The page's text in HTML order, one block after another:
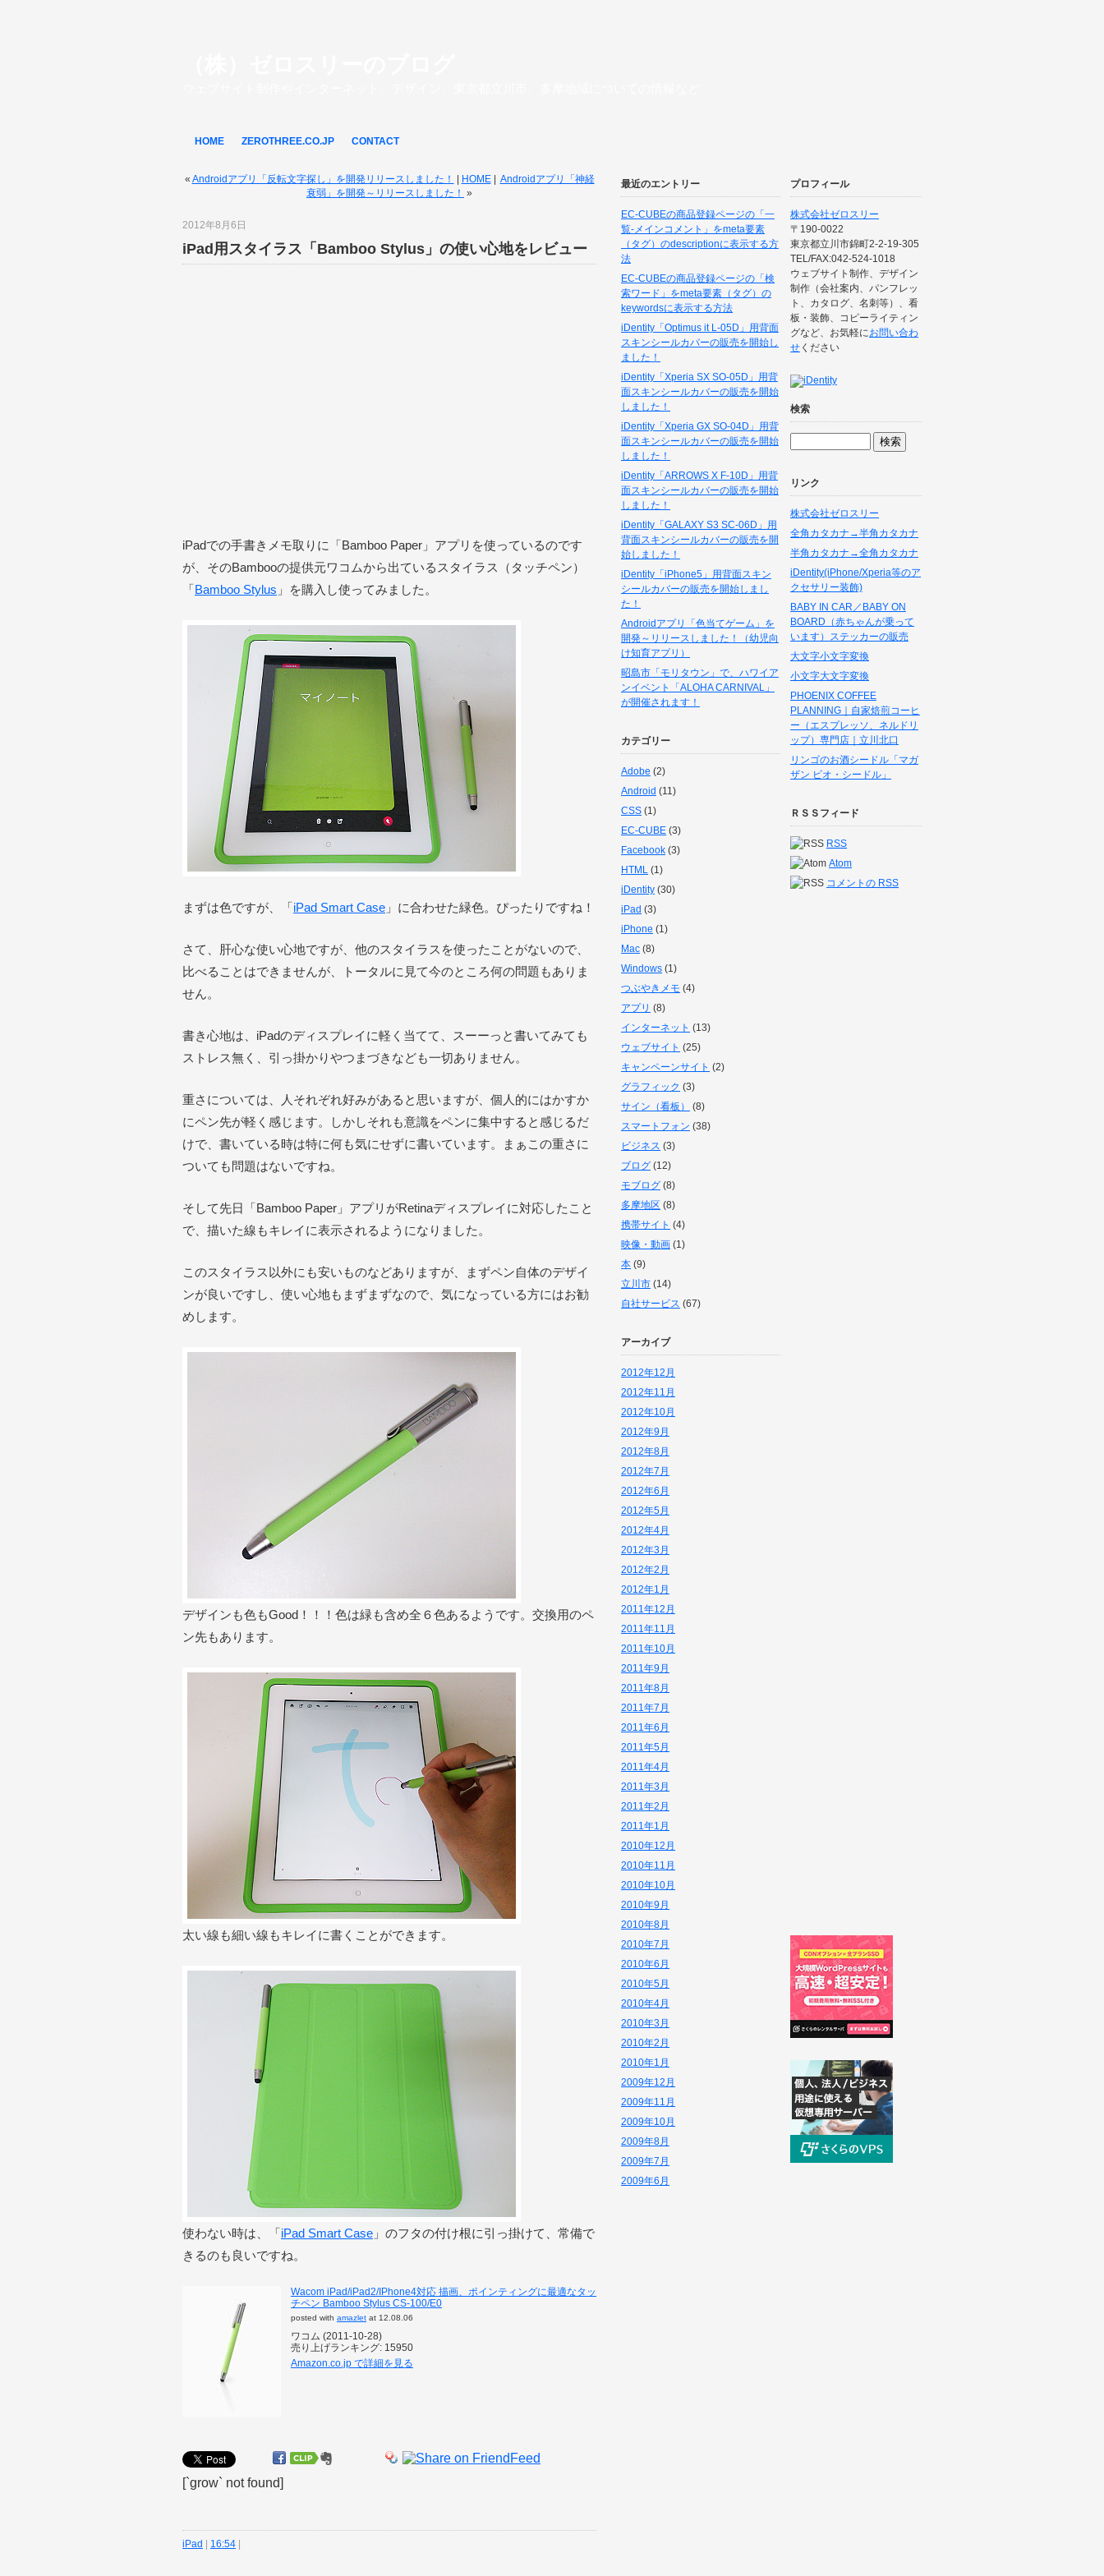
HOME ZEROTHREE.CO.JP CONTACT
« Androidアプリ「反転文字探し」を開発リリースしました！ HOME| Androidアプリ「神経
衰弱」を開発～リリースしました！ »
2012年8月6日
iPad用スタイラス「Bamboo Stylus」の使い心地をレビュー
iPadでの手書きメモ取りに「Bamboo Paper」アプリを使っているのです
が、そのBambooの提供元ワコムから出ているスタイラス（タッチペン）
「Bamboo Stylus 」を購入し使ってみました。
まずは色ですが、「iPad Smart Case 」に合わせた緑色。ぴったりですね！
さて、肝心な使い心地ですが、他のスタイラスを使ったことがないので、
比べることはできませんが、トータルに見て今のところ何の問題もありま
せん。
書き心地は、iPadのディスプレイに軽く当てて、スーーっと書いてみても
ストレス無く、引っ掛かりやつまづきなども一切ありません。
重さについては、人それぞれ好みがあると思いますが、個人的にはかすか
にペン先が軽く感じます。しかしそれも意識をペンに集中すると感じるだ
けで、書いている時は特に何も気にせずに書いています。まぁこの重さに
ついても問題はないですね。
そして先日「Bamboo Paper」アプリがRetinaディスプレイに対応したこと
で、描いた線もキレイに表示されるようになりました。
このスタイラス以外にも安いものなどありますが、まずペン自体のデザイ
ンが良いですし、使い心地もまずまずなので、気になっている方にはお勧
めします。
デザインも色もGood！！！色は緑も含め全６色あるようです。交換用のペ
ン先もあります。
太い線も細い線もキレイに書くことができます。
使わない時は、「iPad Smart Case 」のフタの付け根に引っ掛けて、常備で
きるのも良いですね。
Wacom iPad/iPad2/IPhone4対応 描画、ポインティングに最適なタッ
チペン Bamboo Stylus CS-100/E0
posted with amazlet at 12.08.06
ワコム (2011-10-28)
売り上げランキング: 15950
Amazon.co.jp で詳細を見る
[`grow` not found]
iPad 16:54
最近のエントリー
EC-CUBEの商品登録ページの「一
覧-メインコメント」をmeta要素
（タグ）のdescriptionに表示する方
法
EC-CUBEの商品登録ページの「検
索ワード」をmeta要素（タグ）の
keywordsに表示する方法
iDentity「Optimus it L-05D」用背面
スキンシールカバーの販売を開始し
ました！
iDentity「Xperia SX SO-05D」用背
面スキンシールカバーの販売を開始
しました！
iDentity「Xperia GX SO-04D」用背
面スキンシールカバーの販売を開始
しました！
iDentity「ARROWS X F-10D」用背
面スキンシールカバーの販売を開始
しました！
iDentity「GALAXY S3 SC-06D」用
背面スキンシールカバーの販売を開
始しました！
iDentity「iPhone5」用背面スキン
シールカバーの販売を開始しまし
た！
Androidアプリ「色当てゲーム」を
開発～リリースしました！（幼児向
け知育アプリ）
昭島市「モリタウン」で、ハワイア
ンイベント「ALOHA CARNIVAL」
が開催されます！
カテゴリー
Adobe (2)
Android (11)
CSS (1)
EC-CUBE (3)
Facebook (3)
HTML (1)
iDentity (30)
iPad (3)
iPhone (1)
Mac (8)
Windows (1)
つぶやきメモ (4)
アプリ (8)
インターネット (13)
ウェブサイト (25)
キャンペーンサイト (2)
グラフィック (3)
サイン（看板）
(8)
スマートフォン (38)
ビジネス (3)
ブログ (12)
モブログ (8)
多摩地区 (8)
携帯サイト (4)
映像・動画 (1)
本 (9)
立川市 (14)
自社サービス (67)
アーカイブ
2012年12月
2012年11月
2012年10月
2012年9月
2012年8月
2012年7月
2012年6月
2012年5月
2012年4月
2012年3月
2012年2月
2012年1月
2011年12月
2011年11月
2011年10月
2011年9月
2011年8月
2011年7月
2011年6月
2011年5月
2011年4月
2011年3月
2011年2月
2011年1月
2010年12月
2010年11月
2010年10月
2010年9月
2010年8月
2010年7月
2010年6月
2010年5月
2010年4月
2010年3月
2010年2月
2010年1月
2009年12月
2009年11月
2009年10月
2009年8月
2009年7月
2009年6月
プロフィール
株式会社ゼロスリー
〒190-0022
東京都立川市錦町2-2-19-305
TEL/FAX:042-524-1018
ウェブサイト制作、デザイン
制作（会社案内、パンフレッ
ト、カタログ、名刺等）、看
板・装飾、コピーライティン
グなど、お気軽にお問い合わ
せ ください
検索
リンク
株式会社ゼロスリー
全角カタカナ→半角カタカナ
半角カタカナ→全角カタカナ
iDentity(iPhone/Xperia等のア
クセサリー装飾)
BABY IN CAR／BABY ON
BOARD（赤ちゃんが乗って
います）ステッカーの販売
大文字小文字変換
小文字大文字変換
PHOENIX COFFEE
PLANNING｜自家焙煎コーヒ
ー（エスプレッソ、ネルドリ
ップ）専門店｜立川北口
リンゴのお酒シードル「マガ
ザン ビオ・シードル」
ＲＳＳフィード
RSS
Atom
コメントの RSS